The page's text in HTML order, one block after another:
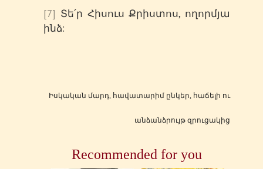
[7] Տե՛ր Հիսուս Քրիստոս, ողորմյա
ինձ:
Իսկական մարդ, հավատարիմ ընկեր, հաճելի ու
անձանձրույթ զրուցակից
Recommended for you